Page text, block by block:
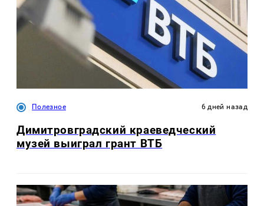
Полезное 6 дней назад
Димитровградский краеведческий
музей выиграл грант ВТБ